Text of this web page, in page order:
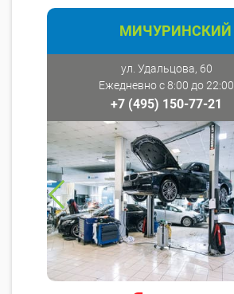
МИЧУРИНСКИЙ
ул. Удальцова, 60
Ежедневно с 8:00 до 22:00
+7 (495) 150-77-21